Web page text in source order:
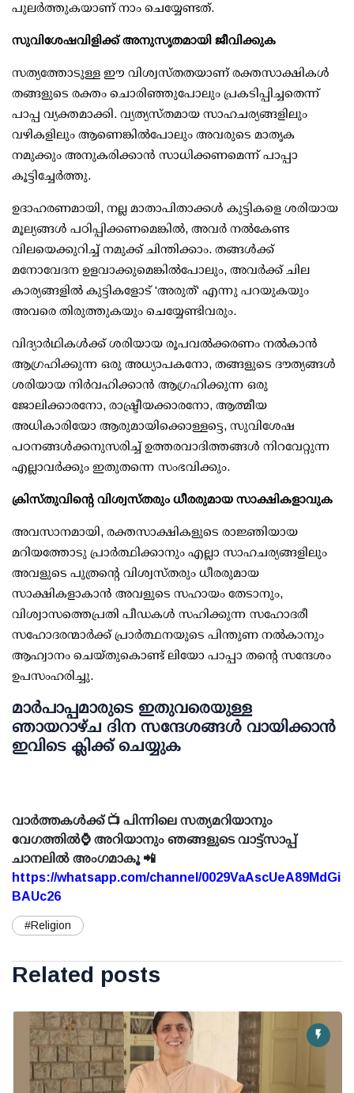
പുലർത്തുകയാണ് നാം ചെയ്യേണ്ടത്.
സുവിശേഷവിളിക്ക് അനുസൃതമായി ജീവിക്കുക
സത്യത്തോടുള്ള ഈ വിശ്വസ്തതയാണ് രക്തസാക്ഷികൾ
തങ്ങളുടെ രക്തം ചൊരിഞ്ഞുപോലും പ്രകടിപ്പിച്ചതെന്ന്
പാപ്പ വ്യക്തമാക്കി. വ്യത്യസ്തമായ സാഹചര്യങ്ങളിലും
വഴികളിലും ആണെങ്കിൽപോലും അവരുടെ മാതൃക
നമുക്കും അനുകരിക്കാൻ സാധിക്കണമെന്ന് പാപ്പാ
കൂട്ടിച്ചേർത്തു.
ഉദാഹരണമായി, നല്ല മാതാപിതാക്കൾ കുട്ടികളെ ശരിയായ
മൂല്യങ്ങൾ പഠിപ്പിക്കണമെങ്കിൽ, അവർ നൽകേണ്ട
വിലയെക്കുറിച്ച് നമുക്ക് ചിന്തിക്കാം. തങ്ങൾക്ക്
മനോവേദന ഉളവാക്കുമെങ്കിൽപോലും, അവർക്ക് ചില
കാര്യങ്ങളിൽ കുട്ടികളോട് 'അരുത്' എന്നു പറയുകയും
അവരെ തിരുത്തുകയും ചെയ്യേണ്ടിവരും.
വിദ്യാർഥികൾക്ക് ശരിയായ രൂപവൽക്കരണം നൽകാൻ
ആഗ്രഹിക്കുന്ന ഒരു അധ്യാപകനോ, തങ്ങളുടെ ദൗത്യങ്ങൾ
ശരിയായ നിർവഹിക്കാൻ ആഗ്രഹിക്കുന്ന ഒരു
ജോലിക്കാരനോ, രാഷ്ട്രീയക്കാരനോ, ആത്മീയ
അധികാരിയോ ആരുമായിക്കൊള്ളട്ടെ, സുവിശേഷ
പഠനങ്ങൾക്കനുസരിച്ച് ഉത്തരവാദിത്തങ്ങൾ നിറവേറ്റുന്ന
എല്ലാവർക്കും ഇതുതന്നെ സംഭവിക്കും.
ക്രിസ്തുവിന്റെ വിശ്വസ്തരും ധീരരുമായ സാക്ഷികളാവുക
അവസാനമായി, രക്തസാക്ഷികളുടെ രാജ്ഞിയായ
മറിയത്തോടു പ്രാർത്ഥിക്കാനും എല്ലാ സാഹചര്യങ്ങളിലും
അവളുടെ പുത്രന്റെ വിശ്വസ്തരും ധീരരുമായ
സാക്ഷികളാകാൻ അവളുടെ സഹായം തേടാനും,
വിശ്വാസത്തെപ്രതി പീഡകൾ സഹിക്കുന്ന സഹോദരീ
സഹോദരന്മാർക്ക് പ്രാർത്ഥനയുടെ പിന്തുണ നൽകാനും
ആഹ്വാനം ചെയ്തുകൊണ്ട് ലിയോ പാപ്പാ തൻ്റെ സന്ദേശം
ഉപസംഹരിച്ചു.
മാർപാപ്പമാരുടെ ഇതുവരെയുള്ള
ഞായറാഴ്ച ദിന സന്ദേശങ്ങൾ വായിക്കാൻ
ഇവിടെ ക്ലിക്ക് ചെയ്യുക
വാർത്തകൾക്ക് 📺 പിന്നിലെ സത്യമറിയാനും
വേഗത്തിൽ⌚ അറിയാനും ഞങ്ങളുടെ വാട്ട്സാപ്പ്
ചാനലിൽ അംഗമാകൂ 📲
https://whatsapp.com/channel/0029VaAscUeA89MdGi
BAUc26
#Religion
Related posts